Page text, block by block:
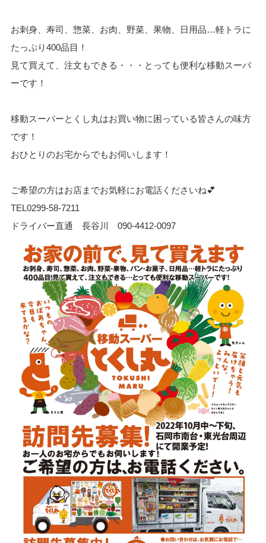
お刺身、寿司、惣菜、お肉、野菜、果物、日用品…軽トラに
たっぷり400品目！
見て買えて、注文もできる・・・とっても便利な移動スーパ
ーです！
移動スーパーとくし丸はお買い物に困っている皆さんの味方
です！
おひとりのお宅からでもお伺いします！
ご希望の方はお店までお気軽にお電話くださいね💕
TEL0299-58-7211
ドライバー直通 長谷川 090-4412-0097